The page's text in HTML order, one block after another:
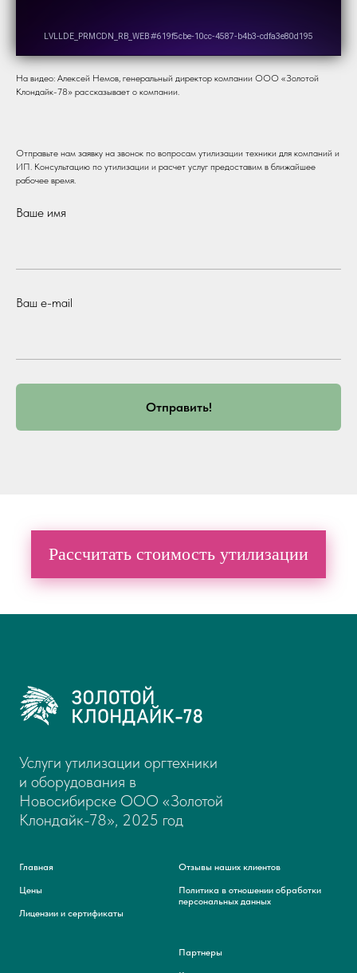
На видео: Алексей Немов, генеральный директор компании ООО «Золотой
Клондайк-78» рассказывает о компании.
Отправьте нам заявку на звонок по вопросам утилизации техники для компаний и
ИП. Консультацию по утилизации и расчет услуг предоставим в ближайшее
рабочее время.
Ваше имя
Ваш e-mail
Отправить!
Рассчитать стоимость утилизации
Услуги утилизации оргтехники
и оборудования в
Новосибирске ООО «Золотой
Клондайк-78», 2025 год
Главная
Цены
Лицензии и сертификаты
Отзывы наших клиентов
Политика в отношении обработки
персональных данных
Партнеры